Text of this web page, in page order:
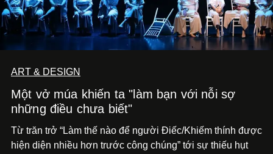
ART & DESIGN
Một vở múa khiến ta "làm bạn với nỗi sợ
những điều chưa biết"
Từ trăn trở “Làm thế nào để người Điếc/Khiếm thính được
hiện diện nhiều hơn trước công chúng” tới sự thiếu hụt